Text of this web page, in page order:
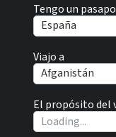
Tengo un
España
Viajo a
Afganistán
El propósito del